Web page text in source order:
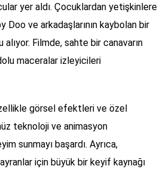
yer aldı. Çocuklardan yetişkinlere
ve arkadaşlarının kaybolan bir
Filmde, sahte bir canavarın
maceralar izleyicileri
görsel efektleri ve özel
teknoloji ve animasyon
sunmayı başardı. Ayrıca,
için büyük bir keyif kaynağı